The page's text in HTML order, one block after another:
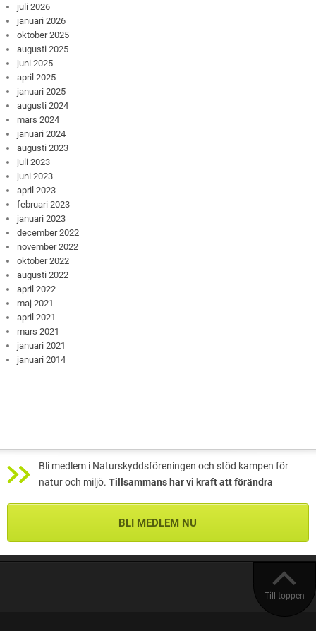
juli 2026
januari 2026
oktober 2025
augusti 2025
juni 2025
april 2025
januari 2025
augusti 2024
mars 2024
januari 2024
augusti 2023
juli 2023
juni 2023
april 2023
februari 2023
januari 2023
december 2022
november 2022
oktober 2022
augusti 2022
april 2022
maj 2021
april 2021
mars 2021
januari 2021
januari 2014
Bli medlem i Naturskyddsföreningen och stöd kampen för
natur och miljö. Tillsammans har vi kraft att förändra
BLI MEDLEM NU
Till toppen